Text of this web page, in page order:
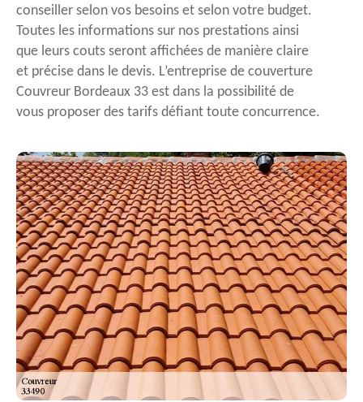
conseiller selon vos besoins et selon votre budget.
Toutes les informations sur nos prestations ainsi
que leurs couts seront affichées de manière claire
et précise dans le devis. L’entreprise de couverture
Couvreur Bordeaux 33 est dans la possibilité de
vous proposer des tarifs défiant toute concurrence.